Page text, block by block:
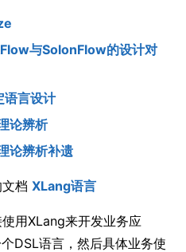
与SolonFlow的设计对
语言设计
论辨析
论辨析补遗
档 XLang语言
用XLang来开发业务应
DSL语言，然后具体业务使